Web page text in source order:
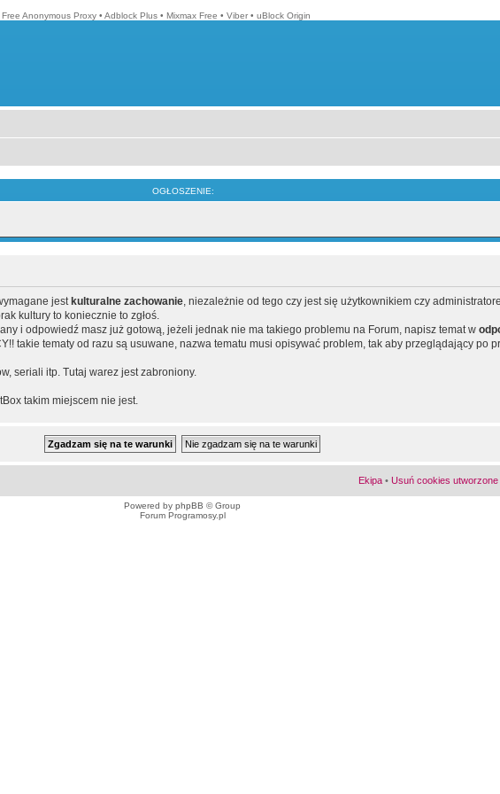
Free Anonymous Proxy • Adblock Plus • Mixmax Free • Viber • uBlock Origin
OGŁOSZENIE:
jest kulturalne zachowanie, niezależnie od tego czy jest się użytkownikiem czy
kultury to koniecznie to zgłoś.
i odpowiedź masz już gotową, jeżeli jednak nie ma takiego problemu na Forum, napisz temat w
takie tematy od razu są usuwane, nazwa tematu musi opisywać problem, tak aby przeglądający po
seriali itp. Tutaj warez jest zabroniony.
takim miejscem nie jest.
Ekipa • Usuń cookies
Powered by phpBB © Group
Forum Programosy.pl